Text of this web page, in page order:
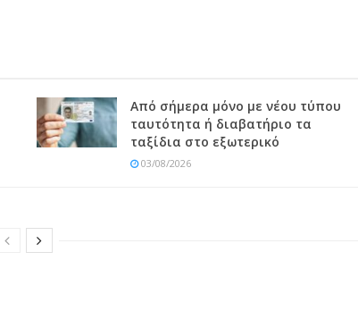
Από σήμερα μόνο με νέου τύπου
ταυτότητα ή διαβατήριο τα
ταξίδια στο εξωτερικό
03/08/2026